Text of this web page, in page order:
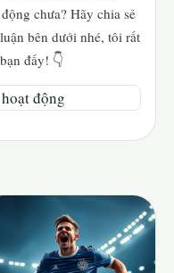
chưa? Hãy chia sẻ
bên dưới nhé, tôi rất
đấy! 👇